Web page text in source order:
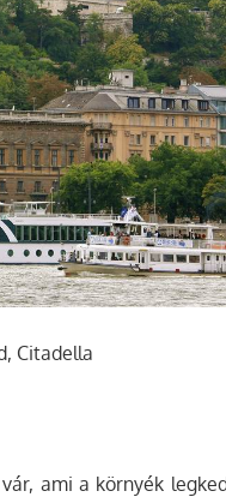
Citadella
ami a környék